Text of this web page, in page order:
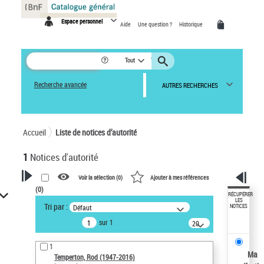
Espace personnel Aide Une question ? Historique
Tout
Recherche avancée AUTRES RECHERCHES
Accueil Liste de notices d’autorité
1 Notices d'autorité
VOTRE RECHERCHE
Recherche avancée dans les
notices d’autorité
Œuvres liées à l'auteur :
Temperton, Rod (1947-2016)
Voir la sélection (0) Ajouter à mes références
(0)
Tri par : Défaut
sur 1
20
résultats/page
1
Temperton, Rod (1947-2016)
RÉCUPÉRER
LES
NOTICES
Ma
Panneau de gestion des cookies